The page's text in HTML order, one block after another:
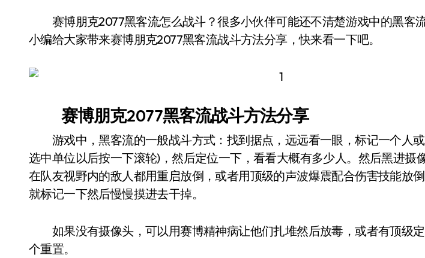
赛博朋克2077黑客流怎么战斗？很多小伙伴可能还不清楚游戏中的黑客流怎么战斗吧，今天
小编给大家带来赛博朋克2077黑客流战斗方法分享，快来看一下吧。
赛博朋克2077黑客流战斗方法分享
游戏中，黑客流的一般战斗方式：找到据点，远远看一眼，标记一个人
选中单位以后按一下滚轮)，然后定位一下，看看大概有多少人。然后黑进摄
在队友视野内的敌人都用重启放倒，或者用顶级的声波爆震配合伤害技能放
就标记一下然后慢慢摸进去干掉。
如果没有摄像头，可以用赛博精神病让他们扎堆然后放毒，或者有顶级
个重置。